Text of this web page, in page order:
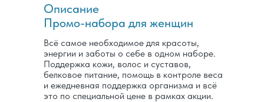
Описание
Промо-набора для женщин
Всё самое необходимое для красоты,
энергии и заботы о себе в одном наборе.
Поддержка кожи, волос и суставов,
белковое питание, помощь в контроле веса
и ежедневная поддержка организма и всё
это по специальной цене в рамках акции.